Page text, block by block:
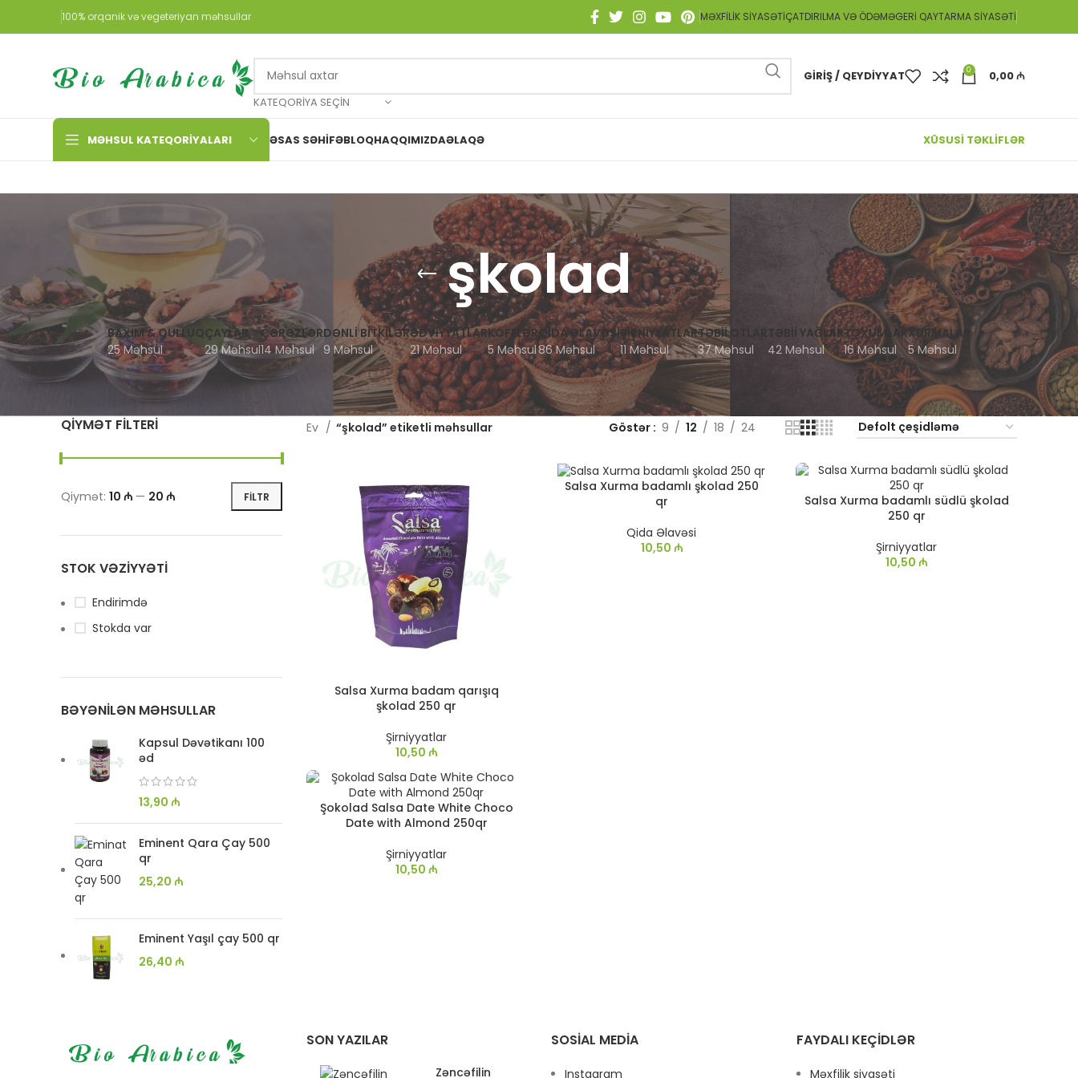
100% orqanik və vegeteriyan məhsullar MƏXFILIK SIYASƏTIÇATDIRILMA VƏ ÖDƏMƏGERI QAYTARMA SIYASƏTI
KATEQORIYA SEÇIN
GIRIŞ / QEYDIYYAT 0 0,00₼
MƏHSUL KATEQORIYALARI ƏSAS SƏHIFƏBLOQHAQQIMIZDAƏLAQƏ XÜSUSİ TƏKLİFLƏR
şkolad
BAXIM & QULLUQ
25 Məhsul
ÇAYLAR
29 Məhsul
ÇƏRƏZLƏR
14 Məhsul
DƏNLI BITKILƏR
9 Məhsul
ƏDVIYYATLAR
21 Məhsul
KOFELƏR
5 Məhsul
QIDA ƏLAVƏSI
86 Məhsul
ŞIRNIYYATLAR
11 Məhsul
TƏBII OTLAR
37 Məhsul
TƏBII YAĞLAR
42 Məhsul
TOXUMLAR
16 Məhsul
XURMALAR
5 Məhsul
QIYMƏT FILTERI
FILTR
Qiymət: 10 ₼ — 20 ₼
STOK VƏZIYYƏTI
Endirimdə
Stokda var
BƏYƏNILƏN MƏHSULLAR
Kapsul Dəvətikanı 100
əd
13,90 ₼
Eminent Qara Çay 500
qr
25,20 ₼
Eminent Yaşıl çay 500 qr
26,40 ₼
Ev “şkolad” etiketli məhsullar Göstər 9 12 18 24
Salsa Xurma badam qarışıq
şkolad 250 qr
Şirniyyatlar
10,50₼
Salsa Xurma badamlı şkolad 250
qr
Qida Əlavəsi
10,50 ₼
Salsa Xurma badamlı südlü şkolad
250 qr
Şirniyyatlar
10,50₼
Şokolad Salsa Date White Choco
Date with Almond 250qr
Şirniyyatlar
10,50₼
SON YAZILAR
Zəncəfilin
SOSIAL MEDIA
Instagram
FAYDALI KEÇIDLƏR
Məxfilik siyasəti